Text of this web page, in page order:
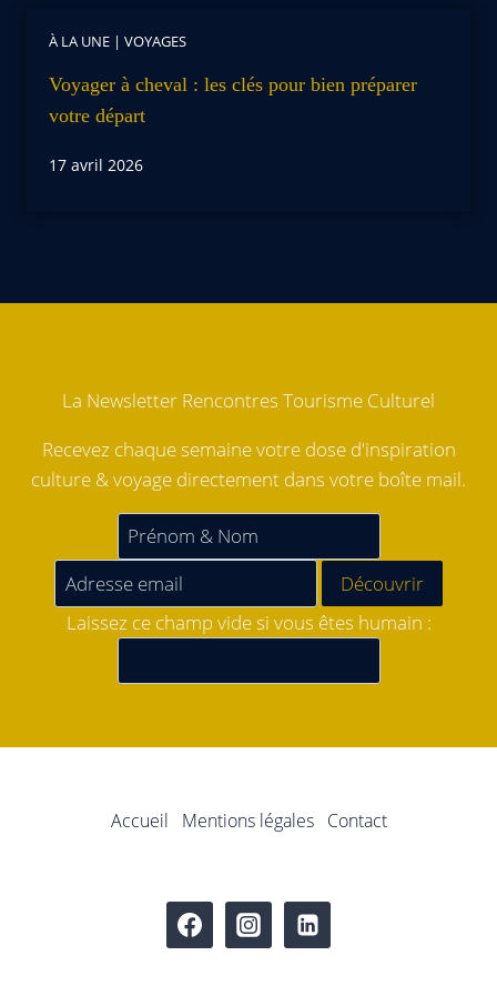
À LA UNE | VOYAGES
Voyager à cheval : les clés pour bien préparer
votre départ
17 avril 2026
La Newsletter Rencontres Tourisme Culturel
Recevez chaque semaine votre dose d'inspiration
culture & voyage directement dans votre boîte mail.
Laissez ce champ vide si vous êtes humain :
Accueil Mentions légales Contact